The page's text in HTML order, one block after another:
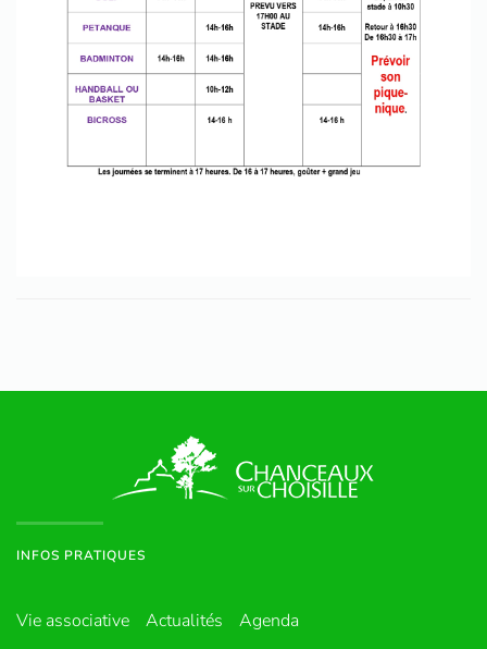
INFOS PRATIQUES
Vie associative Actualités
Agenda